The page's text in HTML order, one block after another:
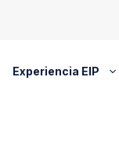
Experiencia EIP